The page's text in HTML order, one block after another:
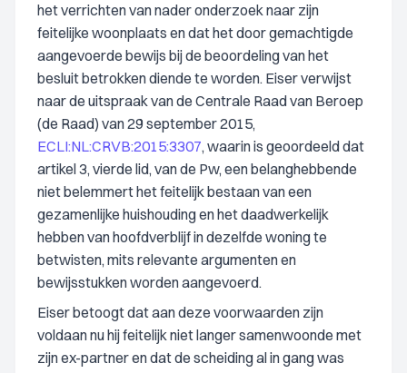
het verrichten van nader onderzoek naar zijn
feitelijke woonplaats en dat het door gemachtigde
aangevoerde bewijs bij de beoordeling van het
besluit betrokken diende te worden. Eiser verwijst
naar de uitspraak van de Centrale Raad van Beroep
(de Raad) van 29 september 2015,
ECLI:NL:CRVB:2015:3307, waarin is geoordeeld dat
artikel 3, vierde lid, van de Pw, een belanghebbende
niet belemmert het feitelijk bestaan van een
gezamenlijke huishouding en het daadwerkelijk
hebben van hoofdverblijf in dezelfde woning te
betwisten, mits relevante argumenten en
bewijsstukken worden aangevoerd.
Eiser betoogt dat aan deze voorwaarden zijn
voldaan nu hij feitelijk niet langer samenwoonde met
zijn ex-partner en dat de scheiding al in gang was